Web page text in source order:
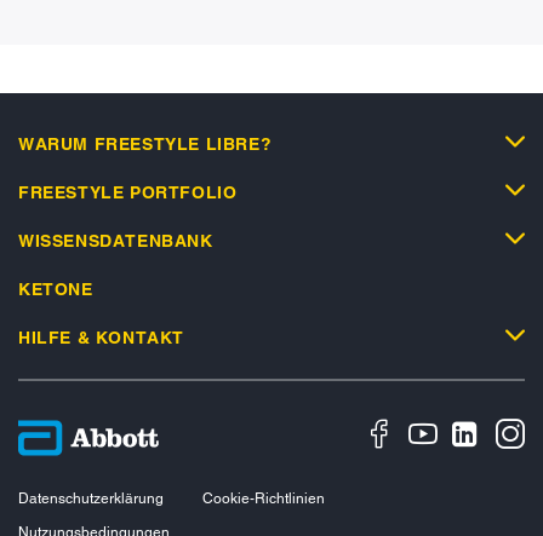
WARUM FREESTYLE LIBRE?
FREESTYLE PORTFOLIO
WISSENSDATENBANK
KETONE
HILFE & KONTAKT
Datenschutzerklärung
Cookie-Richtlinien
Nutzungsbedingungen